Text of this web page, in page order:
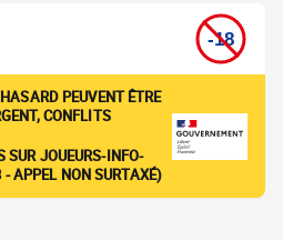
PEUVENT ÊTRE
CONFLITS
SUR JOUEURS-INFO-
APPEL NON SURTAXÉ)